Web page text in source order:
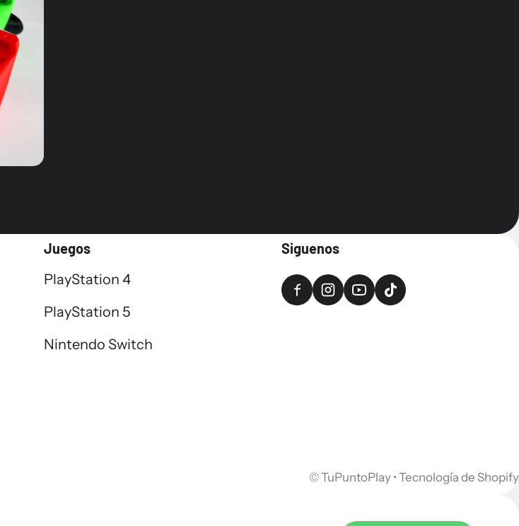
Juegos
PlayStation 4
PlayStation 5
Nintendo Switch
Siguenos
©TuPuntoPlay • Tecnología de Shopify